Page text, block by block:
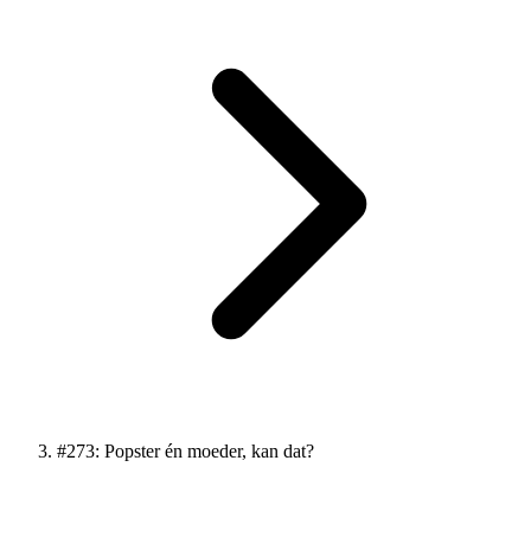
#273: Popster én moeder, kan dat?